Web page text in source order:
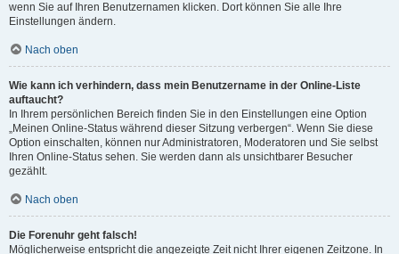
wenn Sie auf Ihren Benutzernamen klicken. Dort können Sie alle Ihre
Einstellungen ändern.
Nach oben
Wie kann ich verhindern, dass mein Benutzername in der Online-Liste
auftaucht?
In Ihrem persönlichen Bereich finden Sie in den Einstellungen eine Option
„Meinen Online-Status während dieser Sitzung verbergen“. Wenn Sie diese
Option einschalten, können nur Administratoren, Moderatoren und Sie selbst
Ihren Online-Status sehen. Sie werden dann als unsichtbarer Besucher
gezählt.
Nach oben
Die Forenuhr geht falsch!
Möglicherweise entspricht die angezeigte Zeit nicht Ihrer eigenen Zeitzone. In